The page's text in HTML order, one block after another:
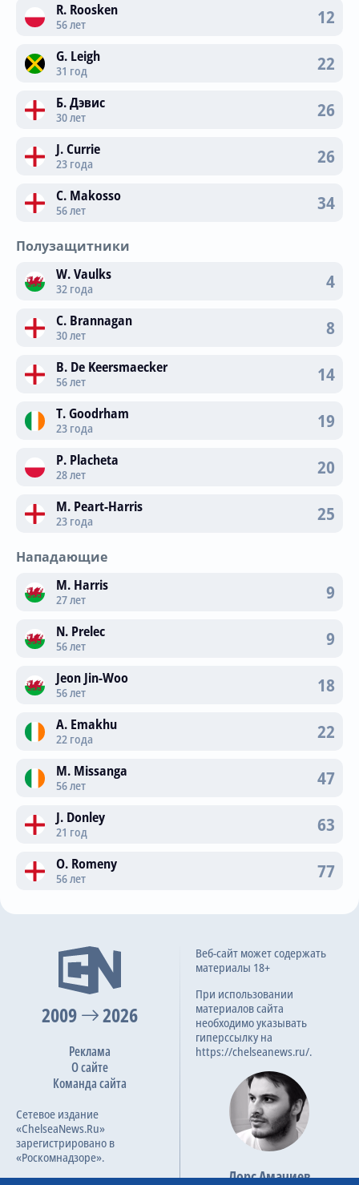
R. Roosken
56 лет 12
G. Leigh
31 год 22
Б. Дэвис
30 лет 26
J. Currie
23 года 26
C. Makosso
56 лет 34
Полузащитники
W. Vaulks
32 года 4
C. Brannagan
30 лет 8
B. De Keersmaecker
56 лет 14
T. Goodrham
23 года 19
P. Placheta
28 лет 20
M. Peart-Harris
23 года 25
Нападающие
M. Harris
27 лет 9
N. Prelec
56 лет 9
Jeon Jin-Woo
56 лет 18
A. Emakhu
22 года 22
M. Missanga
56 лет 47
J. Donley
21 год 63
O. Romeny
56 лет 77
2009 2026
Реклама
О сайте
Команда сайта
Сетевое издание
«ChelseaNews.Ru»
зарегистрировано в
«Роскомнадзоре».
Веб-сайт может содержать
материалы 18+
При использовании
материалов сайта
необходимо указывать
гиперссылку на
https://chelseanews.ru/.
Лорс Амачиев